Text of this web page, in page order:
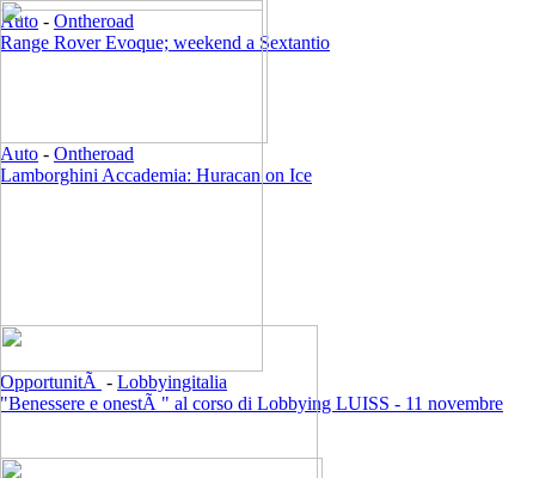
Auto - Ontheroad
Range Rover Evoque; weekend a Sextantio
Auto - Ontheroad
Lamborghini Accademia: Huracan on Ice
OpportunitÃ - Lobbyingitalia
"Benessere e onestÃ " al corso di Lobbying LUISS - 11 novembre